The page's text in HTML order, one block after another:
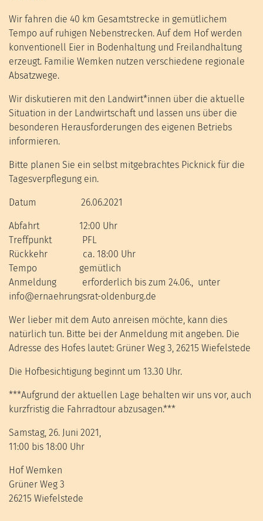
Wir fahren die 40 km Gesamtstrecke in gemütlichem
Tempo auf ruhigen Nebenstrecken. Auf dem Hof werden
konventionell Eier in Bodenhaltung und Freilandhaltung
erzeugt. Familie Wemken nutzen verschiedene regionale
Absatzwege.
Wir diskutieren mit den Landwirt*innen über die aktuelle
Situation in der Landwirtschaft und lassen uns über die
besonderen Herausforderungen des eigenen Betriebs
informieren.
Bitte planen Sie ein selbst mitgebrachtes Picknick für die
Tagesverpflegung ein.
Datum 26.06.2021
Abfahrt 12:00 Uhr
Treffpunkt PFL
Rückkehr ca. 18:00 Uhr
Tempo gemütlich
Anmeldung erforderlich bis zum 24.06., unter
info@ernaehrungsrat-oldenburg.de
Wer lieber mit dem Auto anreisen möchte, kann dies
natürlich tun. Bitte bei der Anmeldung mit angeben. Die
Adresse des Hofes lautet: Grüner Weg 3, 26215 Wiefelstede
Die Hofbesichtigung beginnt um 13.30 Uhr.
***Aufgrund der aktuellen Lage behalten wir uns vor, auch
kurzfristig die Fahrradtour abzusagen.***
Samstag, 26. Juni 2021,
11:00 bis 18:00 Uhr
Hof Wemken
Grüner Weg 3
26215 Wiefelstede